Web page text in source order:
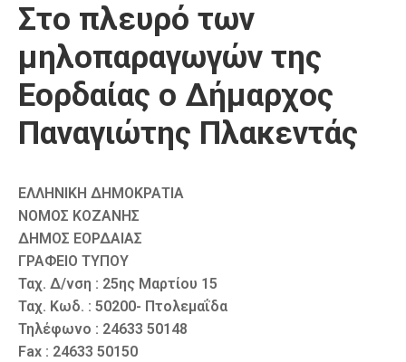
Στο πλευρό των
μηλοπαραγωγών της
Εορδαίας ο Δήμαρχος
Παναγιώτης Πλακεντάς
ΕΛΛΗΝΙΚΗ ΔΗΜΟΚΡΑΤΙΑ
ΝΟΜΟΣ ΚΟΖΑΝΗΣ
ΔΗΜΟΣ ΕΟΡΔΑΙΑΣ
ΓΡΑΦΕΙΟ ΤΥΠΟΥ
Ταχ. Δ/νση : 25ης Μαρτίου 15
Ταχ. Κωδ. : 50200- Πτολεμαΐδα
Τηλέφωνο : 24633 50148
Fax : 24633 50150